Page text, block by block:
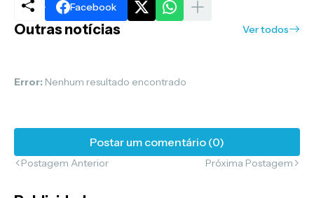
Facebook
Outras notícias Ver todos
Error: Nenhum resultado encontrado
Postar um comentário (0)
Postagem Anterior Próxima Postagem